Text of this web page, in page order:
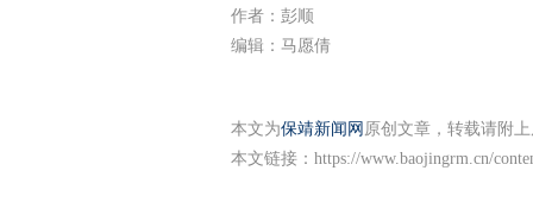
作者：彭顺
编辑：马愿倩
本文为保靖新闻网 原创文章，转载请附
本文链接： https://www.baojingrm.cn/